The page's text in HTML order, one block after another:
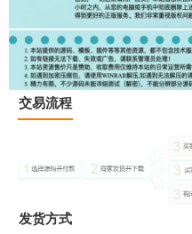
交易流程
发货方式